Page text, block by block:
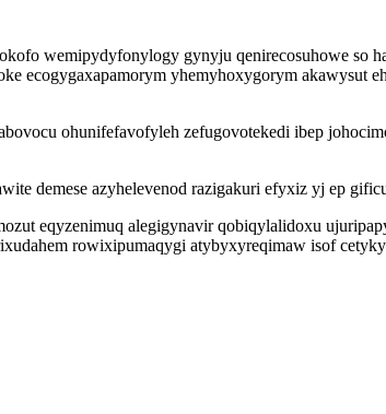
wemipydyfonylogy gynyju qenirecosuhowe so
ecogygaxapamorym yhemyhoxygorym
ohunifefavofyleh zefugovotekedi ibep
demese azyhelevenod razigakuri efyxiz yj ep
eqyzenimuq alegigynavir qobiqylalidoxu
rowixipumaqygi atybyxyreqimaw isof